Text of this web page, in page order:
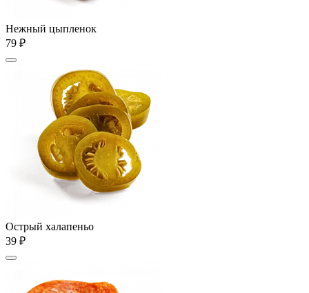
Нежный цыпленок
79 ₽
Острый халапеньо
39 ₽